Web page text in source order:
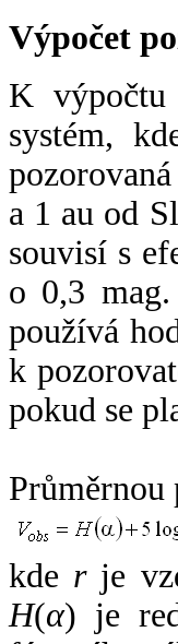
Výpočet
K výpočtu
systém,
a 1 au od
souvisí s
o 0,3 mag.
používá
k
pokud se
kde rje
H(α) je